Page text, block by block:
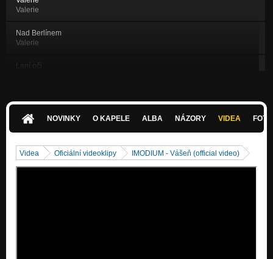
Valerie
Nad Berlínem
Valerie
Laní oči
Příběhy o synovi
Kluci nepláčou feat. Zeller (album Polarity)
NOVINKY O KAPELE ALBA NÁZORY VIDEA
Videa Oficiální videoklipy IMODIUM - Vášeň (official video)